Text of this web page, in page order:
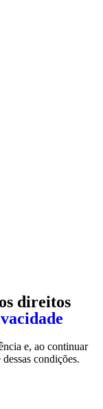
direitos
e, ao continuar
condições.